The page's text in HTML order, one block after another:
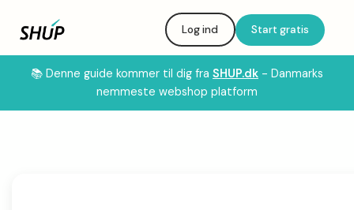
📚 Denne guide kommer til dig fra SHUP.dk - Danmarks
nemmeste webshop platform
Log ind Start gratis